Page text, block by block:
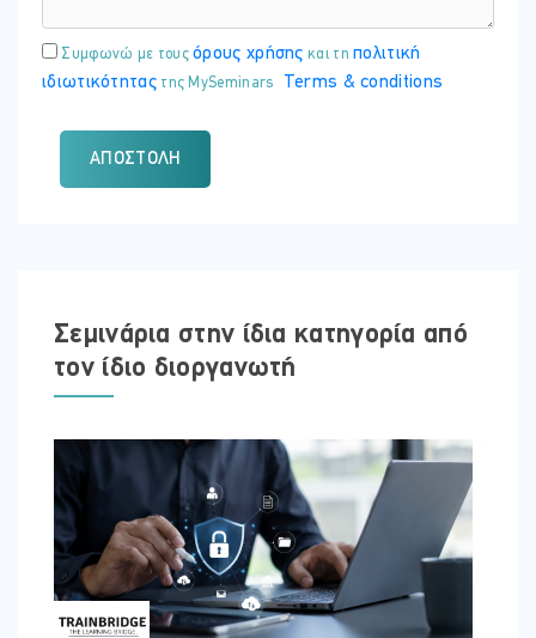
ΤΟΠΟΘΕΣΊΑ:
ΤΟΠΟΘΕΣΊΑ:
ONLINE VIRTUAL CLASSROOM
Τρίτη - 22 Σεπ 2026
ΏΡΑ
09:00 - 15:00
ΤΟΠΟΘΕΣΊΑ:
ONLINE VIRTUAL CLASSROOM
Συμφωνώ με τουςόρους χρήσης και τηπολιτική
ιδιωτικότηταςτης MySeminars Terms & conditions
ΑΠΟΣΤΟΛΉ
Σεμινάρια στην ίδια κατηγορία από
τον ίδιο διοργανωτή